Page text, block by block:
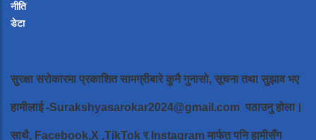
नीति
डेटा
सुरक्षा सरोकारमा प्रकाशित सामग्रीबारे कुनै गुनासो, सूचना तथा सुझाव भए
हामीलाई-Surakshyasarokar2024@gmail.com पठाउनु होला।
साथै, Facebook,X ,TikTok र Instagram मार्फत पनि हामीसँग